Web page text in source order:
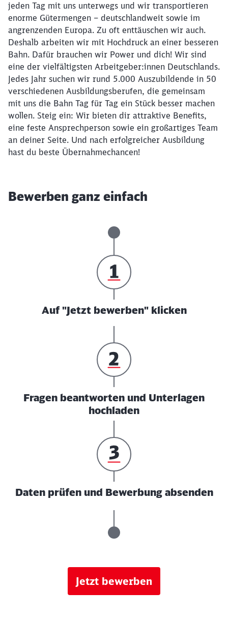
jeden Tag mit uns unterwegs und wir transportieren
enorme Gütermengen – deutschlandweit sowie im
angrenzenden Europa. Zu oft enttäuschen wir auch.
Deshalb arbeiten wir mit Hochdruck an einer besseren
Bahn. Dafür brauchen wir Power und dich! Wir sind
eine der vielfältigsten Arbeitgeber:innen Deutschlands.
Jedes Jahr suchen wir rund 5.000 Auszubildende in 50
verschiedenen Ausbildungsberufen, die gemeinsam
mit uns die Bahn Tag für Tag ein Stück besser machen
wollen. Steig ein: Wir bieten dir attraktive Benefits,
eine feste Ansprechperson sowie ein großartiges Team
an deiner Seite. Und nach erfolgreicher Ausbildung
hast du beste Übernahmechancen!
Bewerben ganz einfach
Auf "Jetzt bewerben" klicken
Fragen beantworten und Unterlagen
hochladen
Daten prüfen und Bewerbung absenden
Jetzt bewerben